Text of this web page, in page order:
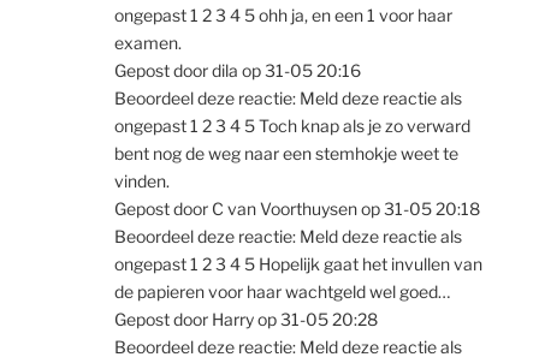
ongepast 1 2 3 4 5 ohh ja, en een 1 voor haar
examen.
Gepost door dila op 31-05 20:16
Beoordeel deze reactie: Meld deze reactie als
ongepast 1 2 3 4 5 Toch knap als je zo verward
bent nog de weg naar een stemhokje weet te
vinden.
Gepost door C van Voorthuysen op 31-05 20:18
Beoordeel deze reactie: Meld deze reactie als
ongepast 1 2 3 4 5 Hopelijk gaat het invullen van
de papieren voor haar wachtgeld wel goed…
Gepost door Harry op 31-05 20:28
Beoordeel deze reactie: Meld deze reactie als